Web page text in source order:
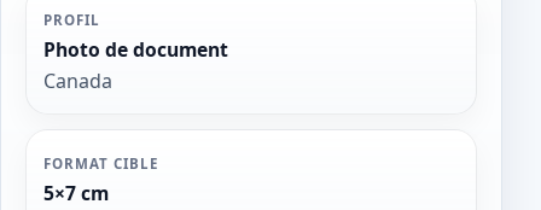
PROFIL
Photo de document
Canada
FORMAT CIBLE
5×7 cm